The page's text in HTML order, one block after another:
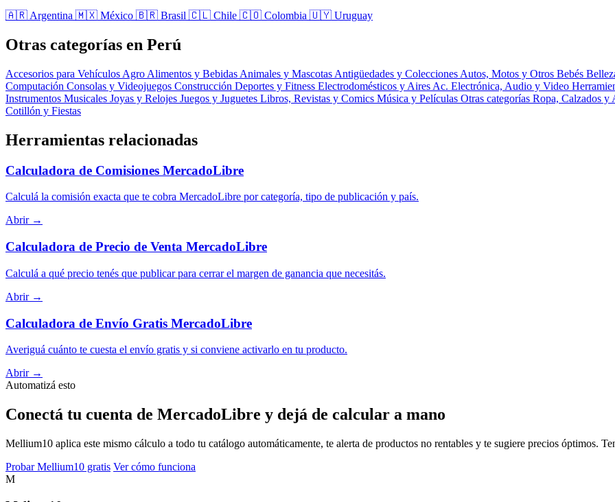
🇦🇷 Argentina 🇲🇽 México 🇧🇷 Brasil 🇨🇱 Chile 🇨🇴 Colombia 🇺🇾 Uruguay
Otras categorías en Perú
Accesorios para Vehículos Agro Alimentos y Bebidas Animales y Mascotas Antigüedades y Colecciones Autos, Motos y Otros Bebés
Computación Consolas y Videojuegos Construcción Deportes y Fitness Electrodomésticos y Aires Ac. Electrónica, Audio y Video
Instrumentos Musicales Joyas y Relojes Juegos y Juguetes Libros, Revistas y Comics Música y Películas Otras categorías Ropa, Calzados y
Cotillón y Fiestas
Herramientas relacionadas
Calculadora de Comisiones MercadoLibre
Calculá la comisión exacta que te cobra MercadoLibre por categoría, tipo de publicación y país.
Abrir →
Calculadora de Precio de Venta MercadoLibre
Calculá a qué precio tenés que publicar para cerrar el margen de ganancia que necesitás.
Abrir →
Calculadora de Envío Gratis MercadoLibre
Averiguá cuánto te cuesta el envío gratis y si conviene activarlo en tu producto.
Abrir →
Automatizá esto
Conectá tu cuenta de MercadoLibre y dejá de calcular a mano
Mellium10 aplica este mismo cálculo a todo tu catálogo automáticamente, te alerta de productos no rentables y te sugiere precios óptimos.
Probar Mellium10 gratis Ver cómo funciona
M